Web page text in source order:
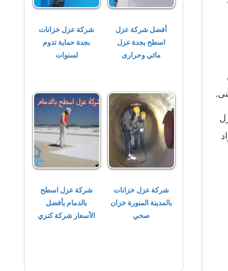
أفضل شركة عزل
اسطح بجدة عزل
مائي وحرارى
شركة عزل خزانات
بجدة حماية تدوم
لسنوات
شركة عزل خزانات
بالمدينة المنورة خزان
صحي
شركة عزل اسطح
بالدمام بأفضل
الأسعار شركة كنزي